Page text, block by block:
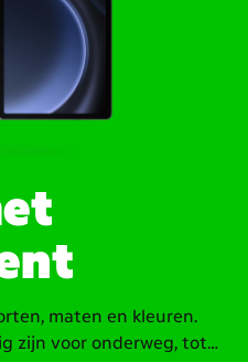
maten en kleuren.
zijn voor onderweg, tot